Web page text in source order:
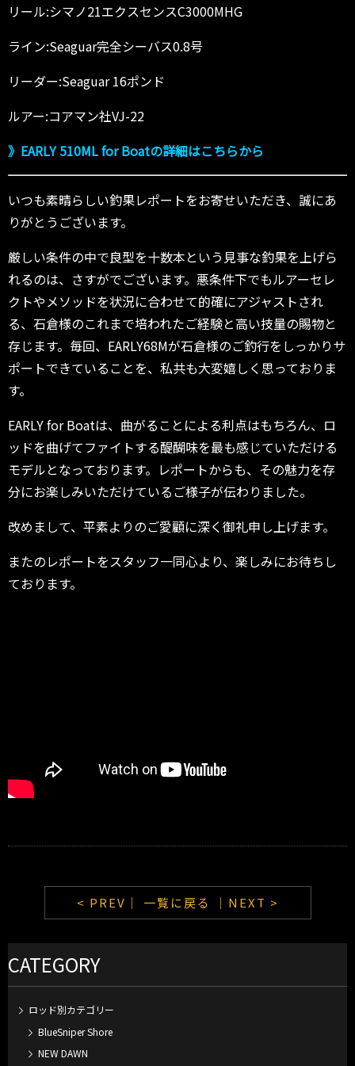
リール:シマノ21エクスセンスC3000MHG
ライン:Seaguar完全シーバス0.8号
リーダー:Seaguar 16ポンド
ルアー:コアマン社VJ-22
》EARLY 510ML for Boatの詳細はこちらから
いつも素晴らしい釣果レポートをお寄せいただき、誠にあ
りがとうございます。
厳しい条件の中で良型を十数本という見事な釣果を上げら
れるのは、さすがでございます。悪条件下でもルアーセレ
クトやメソッドを状況に合わせて的確にアジャストされ
る、石倉様のこれまで培われたご経験と高い技量の賜物と
存じます。毎回、EARLY68Mが石倉様のご釣行をしっかりサ
ポートできていることを、私共も大変嬉しく思っておりま
す。
EARLY for Boatは、曲がることによる利点はもちろん、ロ
ッドを曲げてファイトする醍醐味を最も感じていただける
モデルとなっております。レポートからも、その魅力を存
分にお楽しみいただけているご様子が伝わりました。
改めまして、平素よりのご愛顧に深く御礼申し上げます。
またのレポートをスタッフ一同心より、楽しみにお待ちし
ております。
< PREV｜ 一覧に戻る ｜NEXT >
CATEGORY
ロッド別カテゴリー
BlueSniper Shore
NEW DAWN